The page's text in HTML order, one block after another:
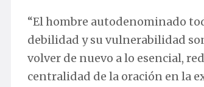
“El hombre autodenominado
debilidad y su vulnerabilidad
volver de nuevo a lo esencial,
centralidad de la oración en la